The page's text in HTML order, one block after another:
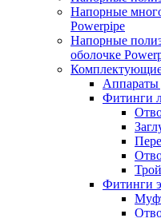
Напорные
Powerpipe
Напорные
оболочке
Аппараты
Фитинги
Фитинги